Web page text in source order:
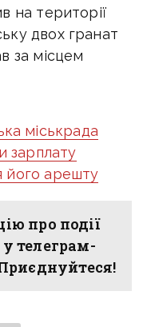
на території
двох гранат
за місцем
міськрада
зарплату
його арешту
про події
телеграм-